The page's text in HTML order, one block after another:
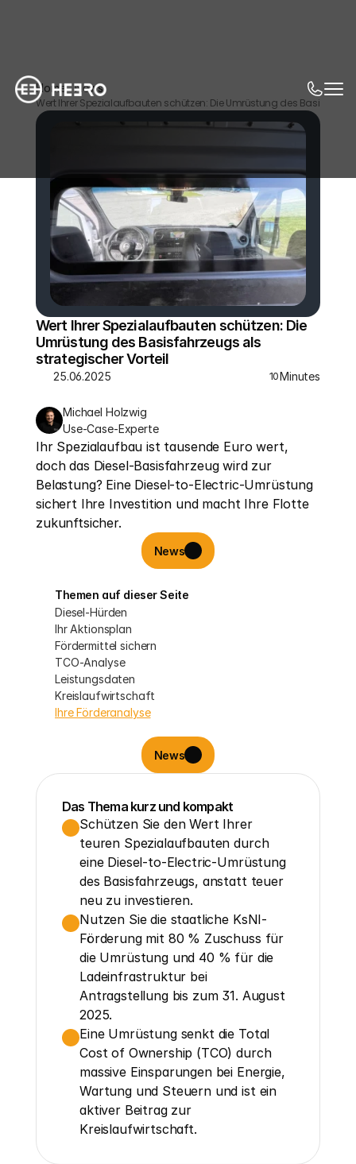
Home News
Wert Ihrer Spezialaufbauten schützen: Die Umrüstung des
Wert Ihrer Spezialaufbauten schützen: Die
Umrüstung des Basisfahrzeugs als
strategischer Vorteil
25.06.2025 10Minutes
Michael Holzwig
Use-Case-Experte
Ihr Spezialaufbau ist tausende Euro wert,
doch das Diesel-Basisfahrzeug wird zur
Belastung? Eine Diesel-to-Electric-Umrüstung
sichert Ihre Investition und macht Ihre Flotte
zukunftsicher.
News
Themen auf dieser Seite
Diesel-Hürden
Ihr Aktionsplan
Fördermittel sichern
TCO-Analyse
Leistungsdaten
Kreislaufwirtschaft
Ihre Förderanalyse
News
Das Thema kurz und kompakt
Schützen Sie den Wert Ihrer
teuren Spezialaufbauten durch
eine Diesel-to-Electric-Umrüstung
des Basisfahrzeugs, anstatt teuer
neu zu investieren.
Nutzen Sie die staatliche KsNI-
Förderung mit 80 % Zuschuss für
die Umrüstung und 40 % für die
Ladeinfrastruktur bei
Antragstellung bis zum 31. August
2025.
Eine Umrüstung senkt die Total
Cost of Ownership (TCO) durch
massive Einsparungen bei Energie,
Wartung und Steuern und ist ein
aktiver Beitrag zur
Kreislaufwirtschaft.